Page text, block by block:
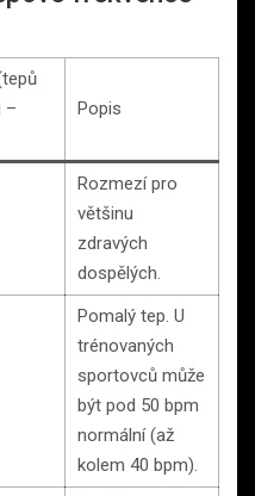
–
Popis
Rozmezí pro
většinu
zdravých
dospělých.
Pomalý tep. U
trénovaných
sportovců může
být pod 50 bpm
normální (až
kolem 40 bpm).